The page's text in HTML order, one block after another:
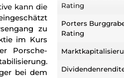
kann die
zu
im Kurs
Porsche-
bei dem
Rating
Porters
Rating